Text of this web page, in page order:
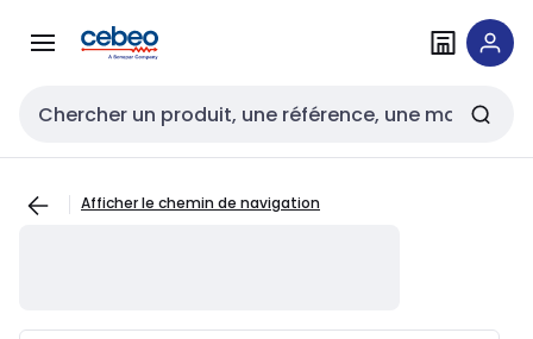
navigationau
Entrée de recherche
Afficher le chemin de navigation